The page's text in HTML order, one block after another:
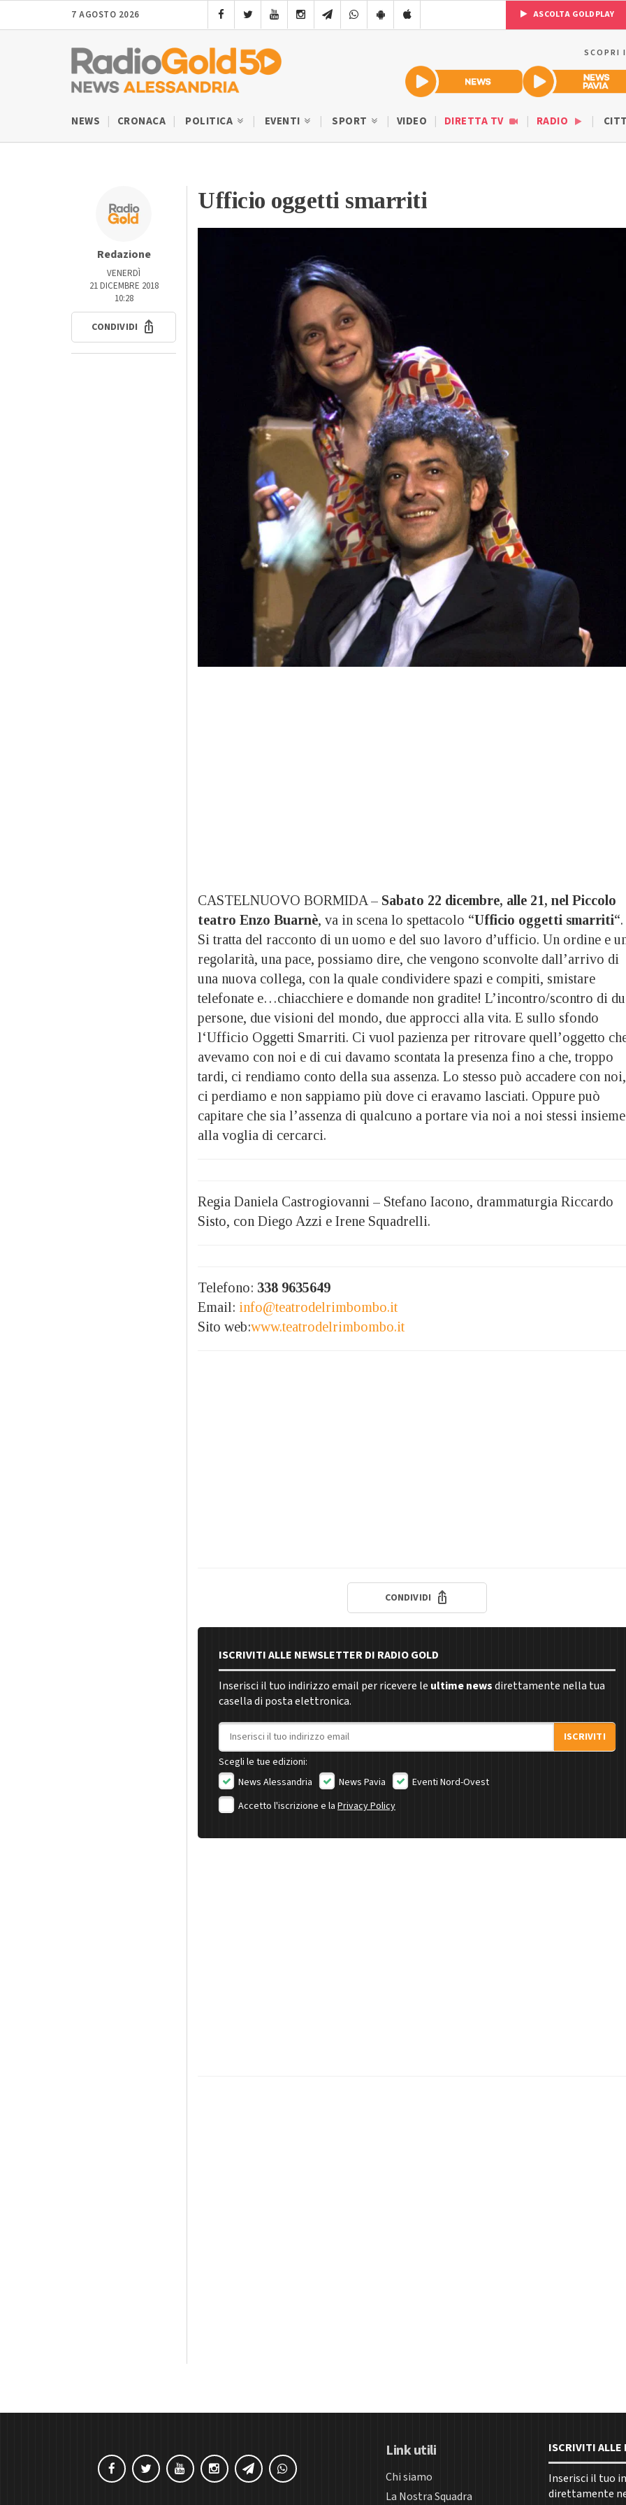
7 AGOSTO 2026 ASCOLTA GOLDPLAY
SCOPRI
NEWS CRONACA POLITICA EVENTI SPORT VIDEO DIRETTA TV RADIO
Redazione
VENERDÌ
21 DICEMBRE 2018
10:28
CONDIVIDI
Ufficio oggetti smarriti
CASTELNUOVO BORMIDA – Sabato 22 dicembre, alle 21, nel Piccolo
teatro Enzo Buarnè, va in scena lo spettacolo “Ufficio oggetti smarriti“.
Si tratta del racconto di un uomo e del suo lavoro d’ufficio. Un ordine e
regolarità, una pace, possiamo dire, che vengono sconvolte dall’arrivo di
una nuova collega, con la quale condividere spazi e compiti, smistare
telefonate e…chiacchiere e domande non gradite! L’incontro/scontro di
persone, due visioni del mondo, due approcci alla vita. E sullo sfondo
l‘Ufficio Oggetti Smarriti. Ci vuol pazienza per ritrovare quell’oggetto
avevamo con noi e di cui davamo scontata la presenza fino a che, troppo
tardi, ci rendiamo conto della sua assenza. Lo stesso può accadere con noi,
ci perdiamo e non sappiamo più dove ci eravamo lasciati. Oppure può
capitare che sia l’assenza di qualcuno a portare via noi a noi stessi insieme
alla voglia di cercarci.
Regia Daniela Castrogiovanni – Stefano Iacono, drammaturgia Riccardo
Sisto, con Diego Azzi e Irene Squadrelli.
Telefono: 338 9635649
Email: info@teatrodelrimbombo.it
Sito web:www.teatrodelrimbombo.it
CONDIVIDI
ISCRIVITI ALLE NEWSLETTER DI RADIO GOLD
Inserisci il tuo indirizzo email per ricevere le ultime newsdirettamente nella tua
casella di posta elettronica.
Indirizzo email
ISCRIVITI
Scegli le tue edizioni:
News Alessandria
News Pavia
Eventi Nord-Ovest
Accetto l'iscrizione e la Privacy Policy
Link utili
Chi siamo
La Nostra Squadra
ISCRIVITI ALLE
Inserisci il tuo
direttamente